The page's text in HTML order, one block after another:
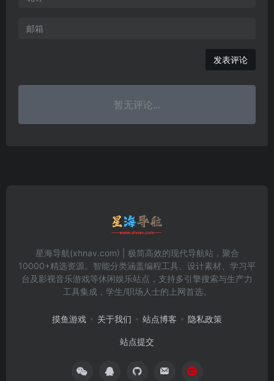
发表评论
暂无评论...
星海导航(xhnav.com) | 极简高效的现代导航站，聚合
10000+精选资源。智能分类涵盖编程工具、设计素材、学习平
台及影视音乐游戏等休闲娱乐站点，支持多引擎搜索与生产力
工具集成，学生/职场人士的上网首选。
摸鱼游戏 关于我们 站点博客 隐私政策
站点提交